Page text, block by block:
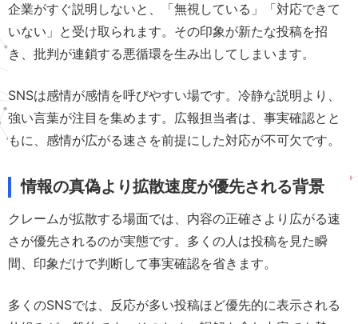
企業がすぐ説明しないと、「無視している」「対応できて
いない」と受け取られます。その印象が新たな投稿を招
き、批判が連鎖する悪循環を生み出してしまいます。
SNSは感情が感情を呼びやすい場です。冷静な説明より、
強い言葉が注目を集めます。広報担当者は、事実確認とと
もに、感情が広がる速さを前提にした対応が不可欠です。
情報の真偽より拡散速度が優先される背景
クレームが拡散する場面では、内容の正確さより広がる速
さが優先されるのが実態です。多くの人は投稿を見た瞬
間、印象だけで判断して事実確認を省きます。
多くのSNSでは、反応が多い投稿ほど優先的に表示される